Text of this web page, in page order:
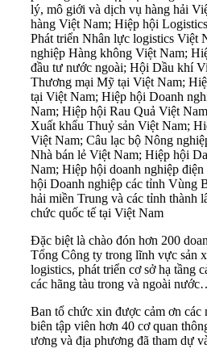
lý, mô giới và dịch vụ hàng hải
hàng Việt Nam; Hiệp hội
Phát triển Nhân lực logistics Việt
nghiệp Hàng không Việt Nam;
đầu tư nước ngoài; Hội Dầu khí
Thương mại Mỹ tại Việt Nam;
tại Việt Nam; Hiệp hội Doanh
Nam; Hiệp hội Rau Quả Việt
Xuất khẩu Thuỷ sản Việt Nam;
Việt Nam; Câu lạc bộ Nông
Nhà bán lẻ Việt Nam; Hiệp hội
Nam; Hiệp hội doanh nghiệp
hội Doanh nghiệp các tỉnh Vùng
hải miền Trung và các tỉnh thành
chức quốc tế tại Việt Nam
Đặc biệt là chào đón hơn 200
Tổng Công ty trong lĩnh vực sản
logistics, phát triển cơ sở hạ tầng
các hãng tàu trong và ngoài
Ban tổ chức xin được cảm ơn các
biên tập viên hơn 40 cơ quan
ương và địa phương đã tham dự